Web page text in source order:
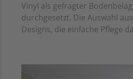
Vinyl als gefragter
durchgesetzt. Die Auswahl
Designs, die einfache Pflege